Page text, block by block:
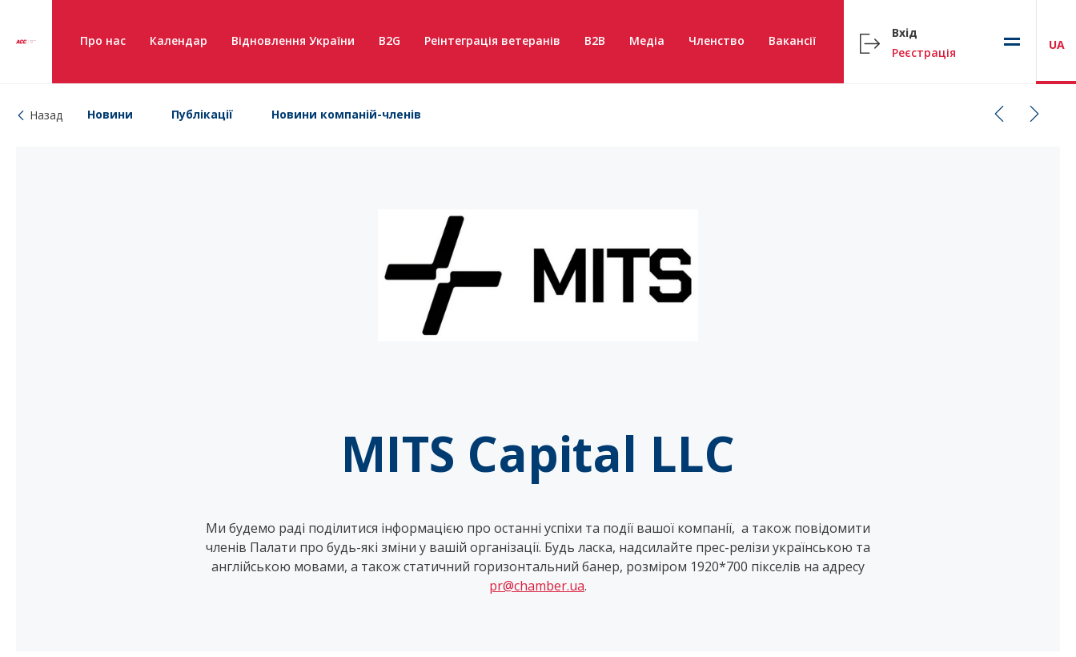
Про нас Календар Відновлення України B2G Реінтеграція ветеранів B2B Медіа Членство Вакансії
Вхід
Реєстрація
UA
Назад Новини Публікації Новини компаній-членів
MITS Capital LLC
Ми будемо раді поділитися інформацією про останні успіхи та події вашої компанії, а також повідомити
членів Палати про будь-які зміни у вашій організації. Будь ласка, надсилайте прес-релізи українською та
англійською мовами, а також статичний горизонтальний банер, розміром 1920*700 пікселів на адресу
pr@chamber.ua.